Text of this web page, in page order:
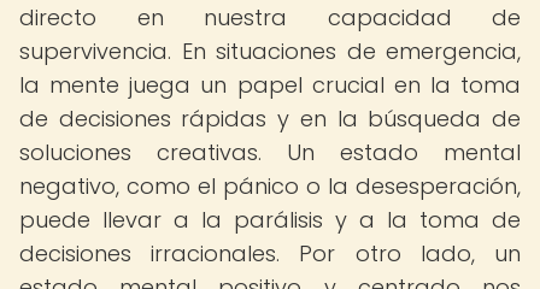
directo en nuestra capacidad de
supervivencia. En situaciones de emergencia,
la mente juega un papel crucial en la toma
de decisiones rápidas y en la búsqueda de
soluciones creativas. Un estado mental
negativo, como el pánico o la desesperación,
puede llevar a la parálisis y a la toma de
decisiones irracionales. Por otro lado, un